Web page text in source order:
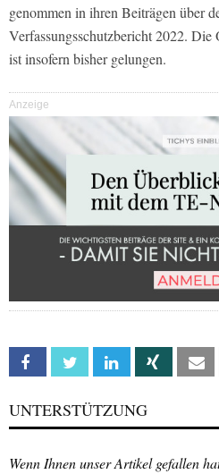
genommen in ihren Beiträgen über
Verfassungsschutzbericht 2022. Die
ist insofern bisher gelungen.
Anzeige
Facebook Twitter Linkedin Xing
UNTERSTÜTZUNG
Wenn Ihnen unser Artikel gefallen